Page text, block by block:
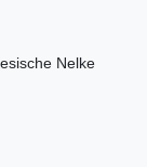
Nelke